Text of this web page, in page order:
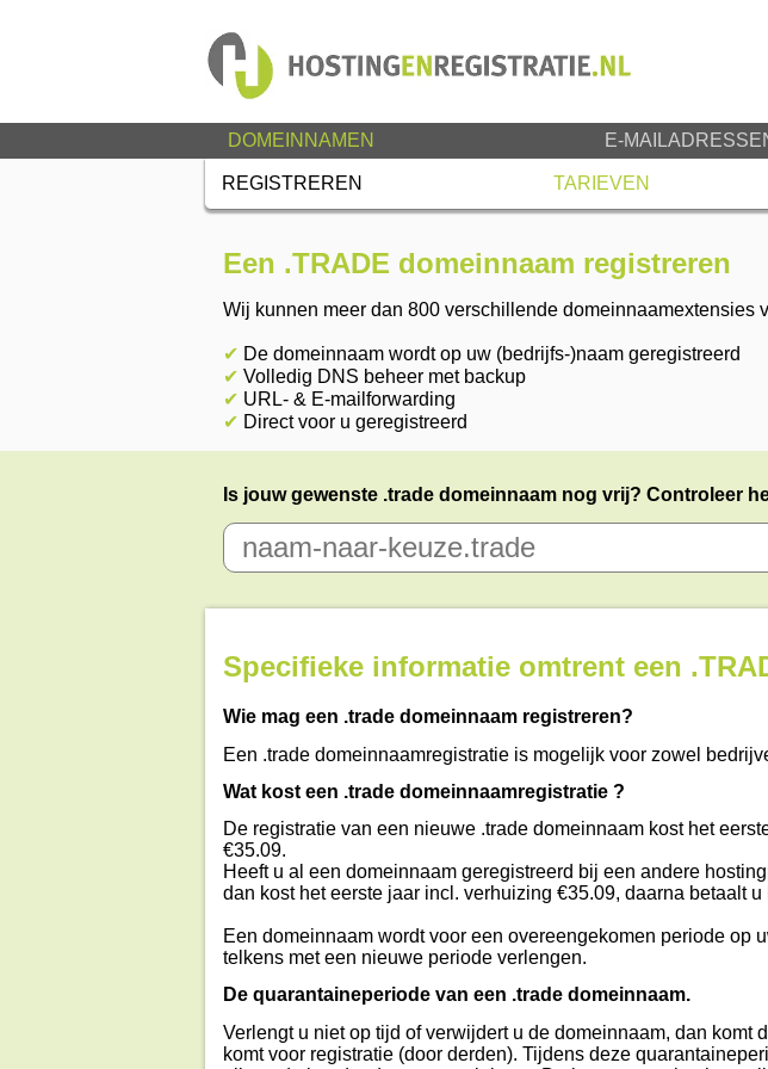
DOMEINNAMEN E-
REGISTREREN TARIEVEN
Een .TRADE domeinnaam registreren
Wij kunnen meer dan 800 verschillende domeinnaamextensies
✔ De domeinnaam wordt op uw (bedrijfs-)naam geregistreerd
✔ Volledig DNS beheer met backup
✔ URL- & E-mailforwarding
✔ Direct voor u geregistreerd
Is jouw gewenste .trade domeinnaam nog vrij? Controleer
Specifieke informatie omtrent een
Wie mag een .trade domeinnaam registreren?
Een .trade domeinnaamregistratie is mogelijk voor zowel
Wat kost een .trade domeinnaamregistratie ?
De registratie van een nieuwe .trade domeinnaam kost het
€35.09.
Heeft u al een domeinnaam geregistreerd bij een andere
dan kost het eerste jaar incl. verhuizing €35.09, daarna betaalt
Een domeinnaam wordt voor een overeengekomen periode op
telkens met een nieuwe periode verlengen.
De quarantaineperiode van een .trade domeinnaam.
Verlengt u niet op tijd of verwijdert u de domeinnaam, dan
komt voor registratie (door derden). Tijdens deze